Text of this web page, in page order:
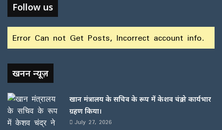
Follow us
Error Can not Get Posts, Incorrect account info.
खनन न्यूज़
खान मंत्रालय के सचिव के रूप में केशव चंद्र ने कार्यभार
ग्रहण किया।
July 27, 2026